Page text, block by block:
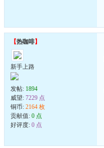
【热咖啡】
新手上路
发帖: 1894
威望: 7229 点
铜币: 2164 枚
贡献值: 0 点
好评度: 0 点